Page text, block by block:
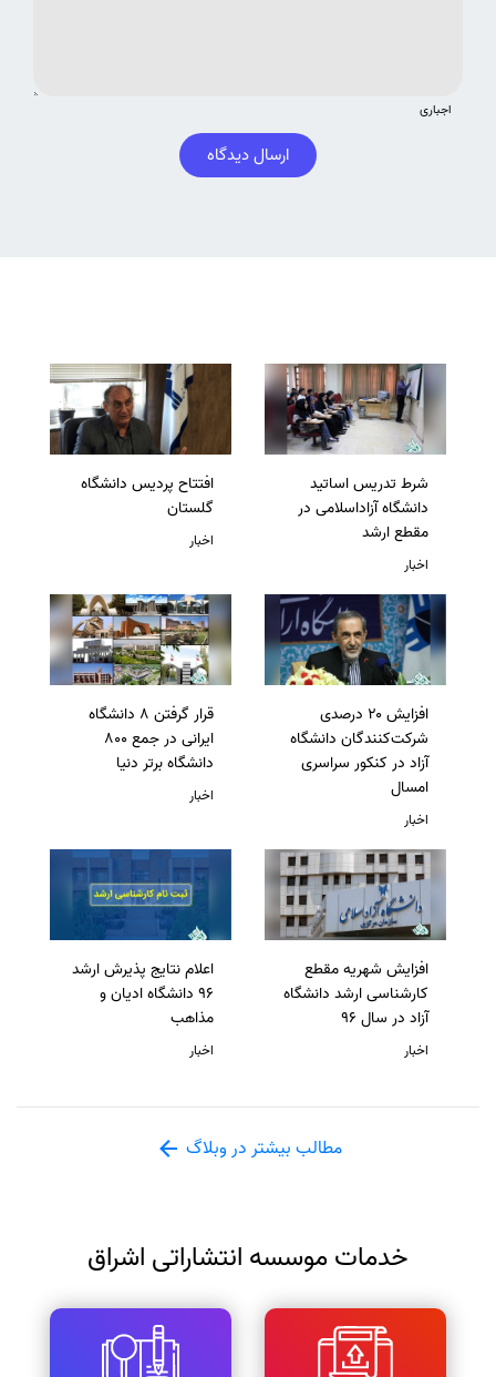
اجباری
ارسال دیدگاه
شرط تدریس اساتید
دانشگاه آزاداسلامی در
مقطع ارشد
اخبار
افتتاح پردیس دانشگاه
گلستان
اخبار
افزایش ۲۰ درصدی
شرکت‌کنندگان دانشگاه
آزاد در کنکور سراسری
امسال
اخبار
قرار گرفتن 8 دانشگاه
ایرانی در جمع 800
دانشگاه برتر دنیا
اخبار
افزایش شهریه مقطع
کارشناسی ارشد دانشگاه
آزاد در سال 96
اخبار
اعلام نتایج پذیرش ارشد
96 دانشگاه ادیان و
مذاهب
اخبار
مطالب بیشتر در وبلاگ
خدمات موسسه انتشاراتی اشراق